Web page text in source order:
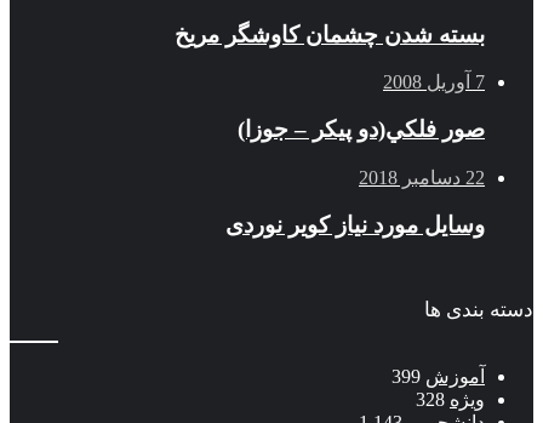
بسته شدن چشمان کاوشگر مريخ
7 آوریل 2008
صور فلكي(دو پیکر – جوزا)
22 دسامبر 2018
وسایل مورد نیاز کویر نوردی
دسته بندی ها
آموزش 399
ویژه 328